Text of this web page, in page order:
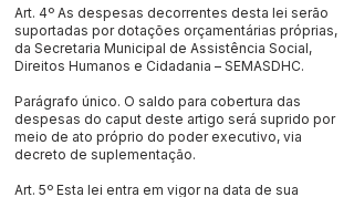
Art. 4º As despesas decorrentes desta lei serão
suportadas por dotações orçamentárias próprias,
da Secretaria Municipal de Assistência Social,
Direitos Humanos e Cidadania – SEMASDHC.
Parágrafo único. O saldo para cobertura das
despesas do caput deste artigo será suprido por
meio de ato próprio do poder executivo, via
decreto de suplementação.
Art. 5º Esta lei entra em vigor na data de sua